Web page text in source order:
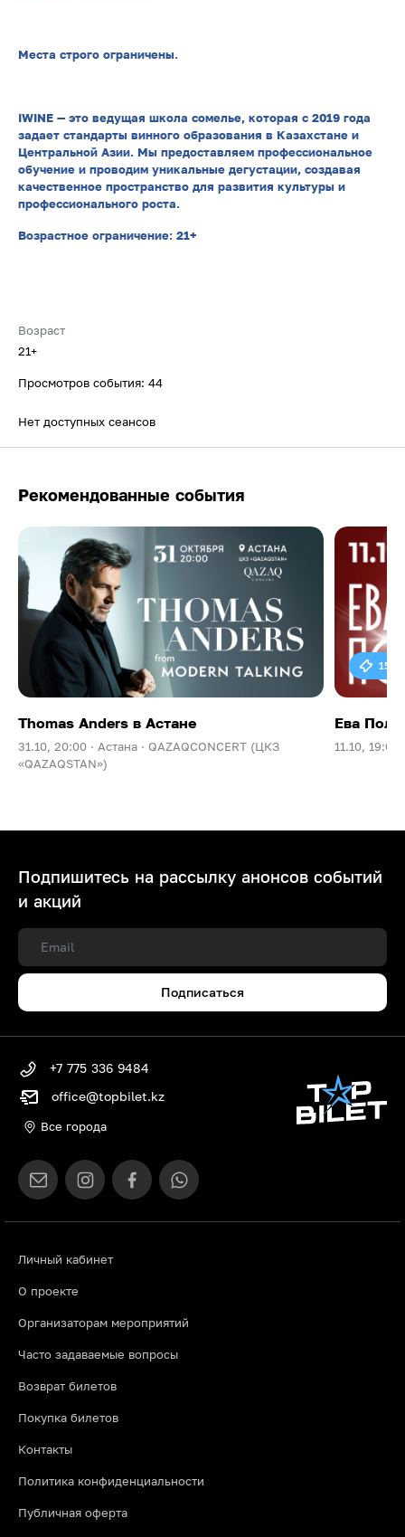
Места строго ограничены.
IWINE — это ведущая школа сомелье, которая с 2019 года
задает стандарты винного образования в Казахстане и
Центральной Азии. Мы предоставляем профессиональное
обучение и проводим уникальные дегустации, создавая
качественное пространство для развития культуры и
профессионального роста.
Возрастное ограничение: 21+
Возраст
21+
Просмотров события: 44
Нет доступных сеансов
Рекомендованные события
Thomas Anders в Астане
31.10, 20:00 · Астана · QAZAQCONCERT (ЦКЗ
«QAZAQSTAN»)
15
Ева
11.10, 19:00
Подпишитесь на рассылку анонсов событий
и акций
Подписаться
Личный кабинет
О проекте
Организаторам мероприятий
Часто задаваемые вопросы
Возврат билетов
Покупка билетов
Контакты
Политика конфиденциальности
Публичная оферта
+7 775 336 9484
office@topbilet.kz
Все города